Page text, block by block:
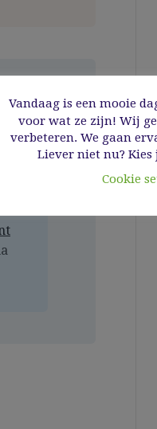
Vandaag is een mooie
voor wat ze zijn! Wij
verbeteren. We gaan
Liever niet nu?
Cookie